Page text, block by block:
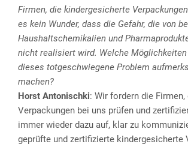
Firmen, die kindergesicherte
es kein Wunder, dass die Gefahr, die von
Haushaltschemikalien und
nicht realisiert wird. Welche
dieses totgeschwiegene Problem
machen?
Horst Antonischki: Wir fordern die Firmen,
Verpackungen bei uns prüfen und
immer wieder dazu auf, klar zu
geprüfte und zertifizierte kindergesicherte